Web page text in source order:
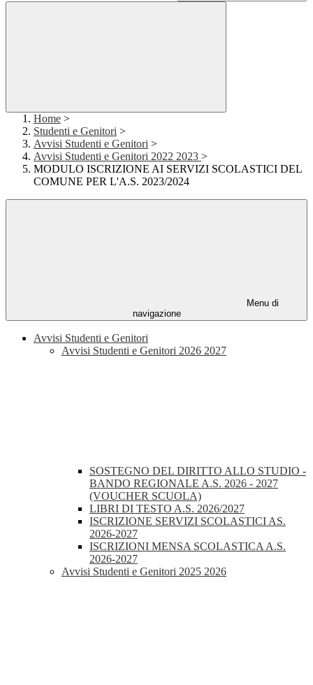
Home >
Studenti e Genitori >
Avvisi Studenti e Genitori >
Avvisi Studenti e Genitori 2022 2023 >
MODULO ISCRIZIONE AI SERVIZI SCOLASTICI DEL
COMUNE PER L'A.S. 2023/2024
Menu di
navigazione
Avvisi Studenti e Genitori
Avvisi Studenti e Genitori 2026 2027
SOSTEGNO DEL DIRITTO ALLO STUDIO -
BANDO REGIONALE A.S. 2026 - 2027
(VOUCHER SCUOLA)
LIBRI DI TESTO A.S. 2026/2027
ISCRIZIONE SERVIZI SCOLASTICI AS.
2026-2027
ISCRIZIONI MENSA SCOLASTICA A.S.
2026-2027
Avvisi Studenti e Genitori 2025 2026